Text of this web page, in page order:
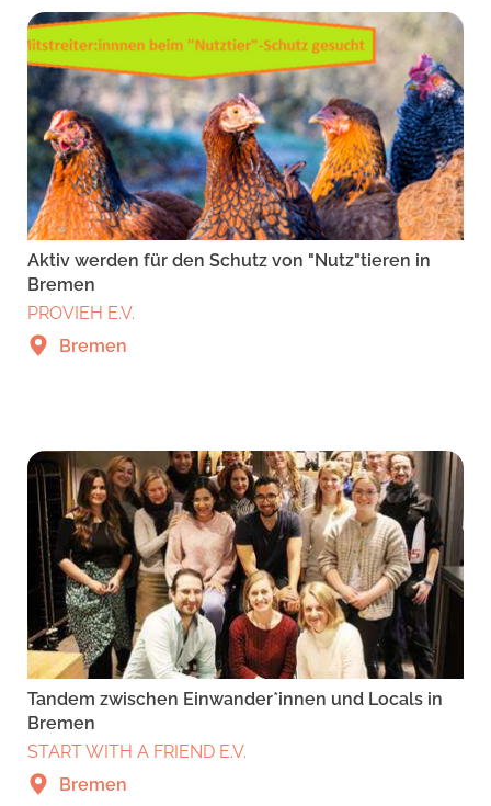
Aktiv werden für den Schutz von "Nutz"tieren in
Bremen
PROVIEH E.V.
Bremen
Tandem zwischen Einwander*innen und Locals in
Bremen
START WITH A FRIEND E.V.
Bremen